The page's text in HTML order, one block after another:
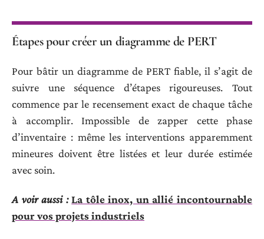
Étapes pour créer un diagramme de PERT
Pour bâtir un diagramme de PERT fiable, il s’agit de
suivre une séquence d’étapes rigoureuses. Tout
commence par le recensement exact de chaque tâche
à accomplir. Impossible de zapper cette phase
d’inventaire : même les interventions apparemment
mineures doivent être listées et leur durée estimée
avec soin.
A voir aussi : La tôle inox, un allié incontournable
pour vos projets industriels